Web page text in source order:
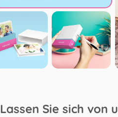
Lassen Sie sich von